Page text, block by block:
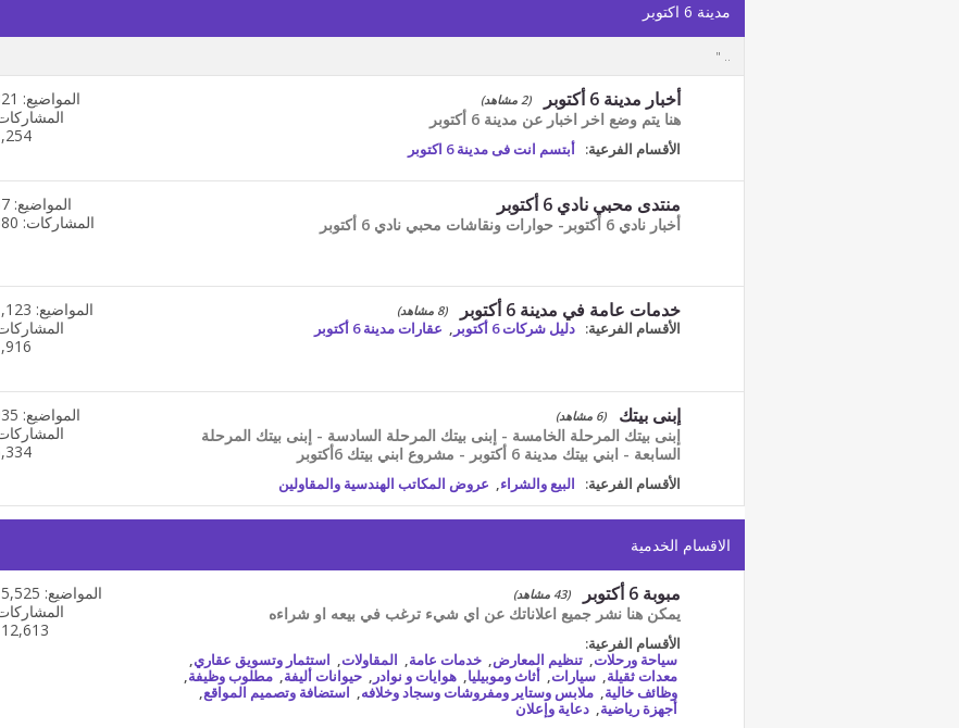
مدينة 6 اكتوبر
.. "
أخبار مدينة 6 أكتوبر (2 مشاهد)
هنا يتم وضع اخر اخبار عن مدينة 6 أكتوبر
الأقسام الفرعية: أبتسم انت فى مدينة 6 اكتوبر
مشاهدة
المواضيع: 321
منتدى محبي نادي 6 أكتوبر
أخبار نادي 6 أكتوبر- حوارات ونقاشات محبي نادي 6 أكتوبر
مشاهدة
تغذيات
المواضيع: 57
المشاركات: 380
خدمات عامة في مدينة 6 أكتوبر (8 مشاهد)
الأقسام الفرعية: دليل شركات 6 أكتوبر , عقارات مدينة 6 أكتوبر
مشاهدة
المواضيع: 1,123
إبنى بيتك (6 مشاهد)
إبنى بيتك المرحلة الخامسة - إبنى بيتك المرحلة السادسة - إبنى بيتك المرحلة
السابعة - ابني بيتك مدينة 6 أكتوبر - مشروع ابني بيتك 6أكتوبر
الأقسام الفرعية: البيع والشراء, عروض المكاتب الهندسية والمقاولين
مشاهدة
المواضيع: 935
الاقسام الخدمية
مبوبة 6 أكتوبر (43 مشاهد)
يمكن هنا نشر جميع اعلاناتك عن اي شيء ترغب في بيعه او شراءه
الأقسام الفرعية:
سياحة ورحلات, تنظيم المعارض, خدمات عامة, المقاولات, استثمار وتسويق عقاري,
معدات ثقيلة, سيارات, أثاث وموبيليا, هوايات و نوادر , حيوانات أليفة, مطلوب وظيفة,
وظائف خالية, ملابس وستاير ومفروشات وسجاد وخلافه, استضافة وتصميم المواقع,
أجهزة رياضية, دعاية وإعلان
مشاهدة
المواضيع: 15,525